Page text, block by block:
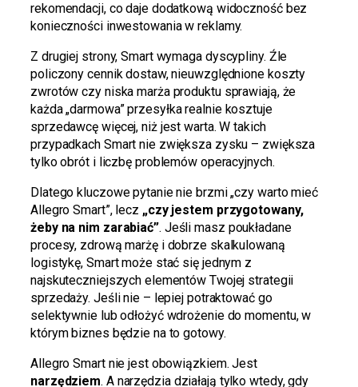
rekomendacji, co daje dodatkową widoczność bez
konieczności inwestowania w reklamy.
Z drugiej strony, Smart wymaga dyscypliny. Źle
policzony cennik dostaw, nieuwzględnione koszty
zwrotów czy niska marża produktu sprawiają, że
każda „darmowa” przesyłka realnie kosztuje
sprzedawcę więcej, niż jest warta. W takich
przypadkach Smart nie zwiększa zysku – zwiększa
tylko obrót i liczbę problemów operacyjnych.
Dlatego kluczowe pytanie nie brzmi „czy warto mieć
Allegro Smart”, lecz „czy jestem przygotowany,
żeby na nim zarabiać”. Jeśli masz poukładane
procesy, zdrową marżę i dobrze skalkulowaną
logistykę, Smart może stać się jednym z
najskuteczniejszych elementów Twojej strategii
sprzedaży. Jeśli nie – lepiej potraktować go
selektywnie lub odłożyć wdrożenie do momentu, w
którym biznes będzie na to gotowy.
Allegro Smart nie jest obowiązkiem. Jest
narzędziem. A narzędzia działają tylko wtedy, gdy